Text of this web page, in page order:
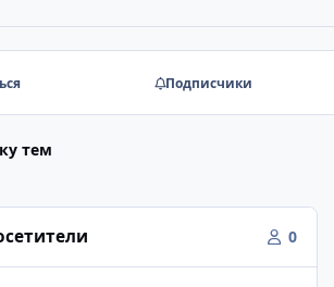
Подписчики
тем
0